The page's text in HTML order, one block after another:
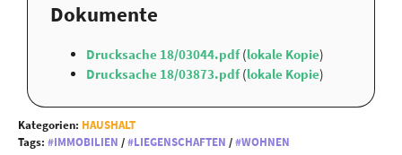
Dokumente
Drucksache 18/03044.pdf(lokale Kopie)
Drucksache 18/03873.pdf(lokale Kopie)
Kategorien: HAUSHALT
Tags:
IMMOBILIEN / LIEGENSCHAFTEN / WOHNEN